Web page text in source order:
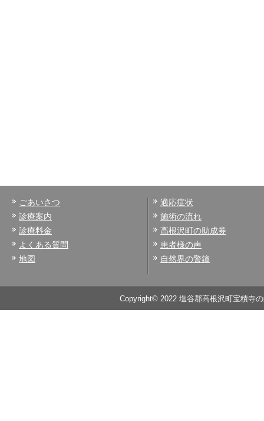
ごあいさつ
診療案内
診療料金
よくある質問
地図
適応症状
施術の流れ
高根沢町の助成券
患者様の声
自然界の警鐘
Copyright© 2022 塩谷郡高根沢町宝積寺